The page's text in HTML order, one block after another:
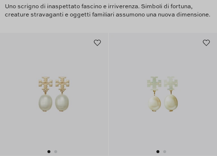
Uno scrigno di inaspettato fascino e irriverenza. Simboli di fortuna,
creature stravaganti e oggetti familiari assumono una nuova dimensione.